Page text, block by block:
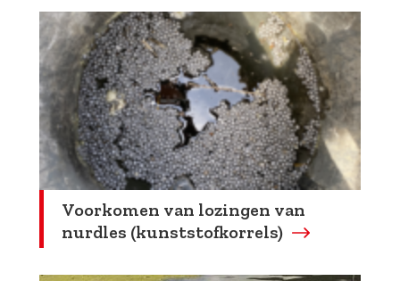
Voorkomen van lozingen van
nurdles (kunststofkorrels)